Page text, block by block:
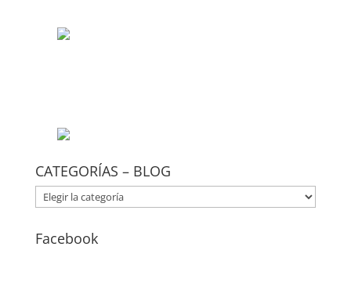
CATEGORÍAS – BLOG
CATEGORÍAS
–
Facebook